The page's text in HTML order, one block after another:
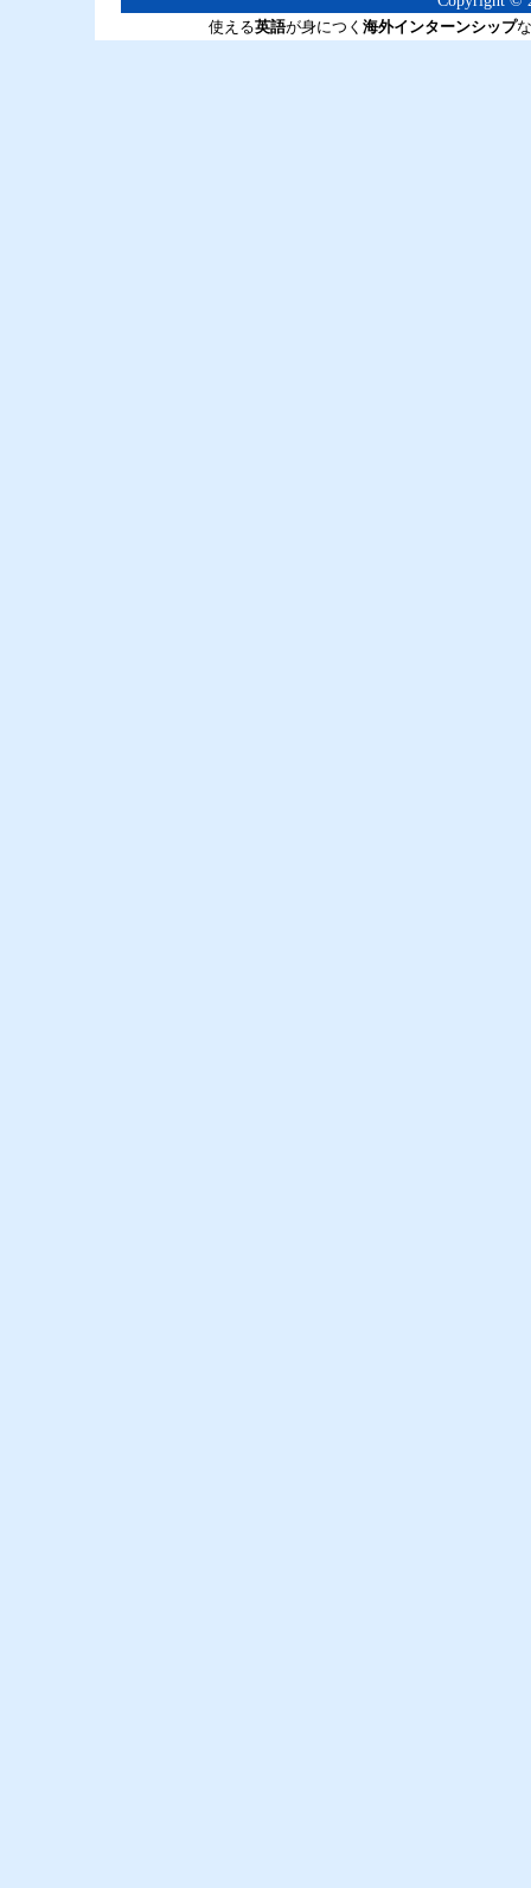
使える英語が身につく 海外インターンシップ